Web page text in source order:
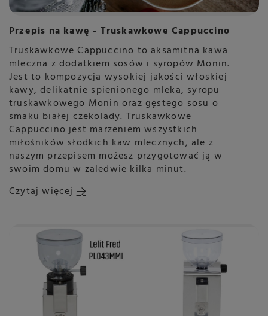
Przepis na kawę - Truskawkowe Cappuccino
Truskawkowe Cappuccino to aksamitna kawa
mleczna z dodatkiem sosów i syropów Monin.
Jest to kompozycja wysokiej jakości włoskiej
kawy, delikatnie spienionego mleka, syropu
truskawkowego Monin oraz gęstego sosu o
smaku białej czekolady. Truskawkowe
Cappuccino jest marzeniem wszystkich
miłośników słodkich kaw mlecznych, ale z
naszym przepisem możesz przygotować ją w
swoim domu w zaledwie kilka minut.
Czytaj więcej